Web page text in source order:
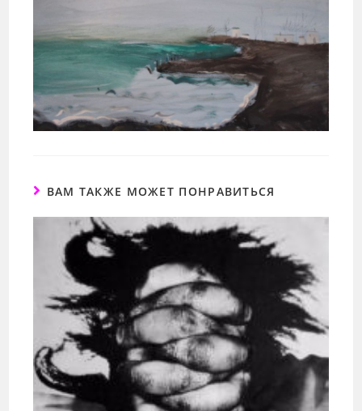
ВАМ ТАКЖЕ МОЖЕТ ПОНРАВИТЬСЯ